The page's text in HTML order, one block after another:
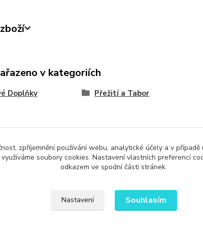
v kategoriích
Doplňky Přežití a Tabor
Upravit sběr cookies.
zpříjemnění používání webu, analytické účely a v
soubory cookies. Nastavení vlastních preferencí
odkazem ve spodní části stránek.
Nastavení Souhlasím